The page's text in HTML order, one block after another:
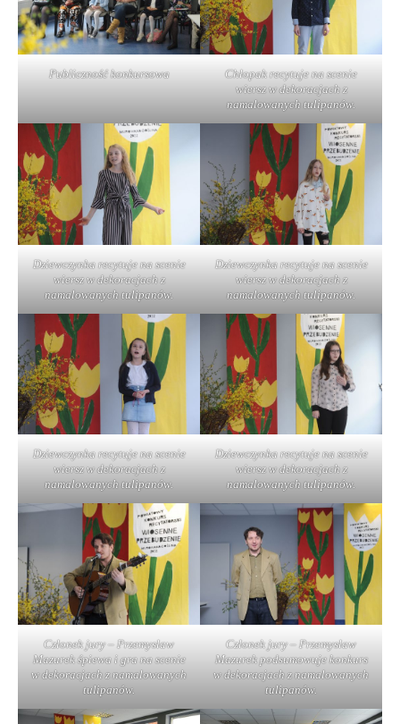
Publiczność konkursowa
Chłopak recytuje na scenie
wiersz w dekoracjach z
namalowanych tulipanów.
Dziewczynka recytuje na scenie
wiersz w dekoracjach z
namalowanych tulipanów.
Dziewczynka recytuje na scenie
wiersz w dekoracjach z
namalowanych tulipanów.
Dziewczynka recytuje na scenie
wiersz w dekoracjach z
namalowanych tulipanów.
Dziewczynka recytuje na scenie
wiersz w dekoracjach z
namalowanych tulipanów.
Członek jury – Przemysław
Mazurek śpiewa i gra na scenie
w dekoracjach z namalowanych
tulipanów.
Członek jury – Przemysław
Mazurek podsumowuje konkurs
w dekoracjach z namalowanych
tulipanów.